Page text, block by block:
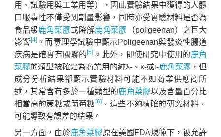
用、試驗用與工業用等），因此實驗結果中獲得的人體
口服毒性不僅受到劑量影響，同時亦受實驗材料是否為
食品級鹿角菜膠或降解鹿角菜膠 （poligeenan）之巨大
影響[4]。而毒理學試驗中顯示Poligeenan與發炎性腸道
疾病是確實有關聯的[5] 。此外，即使研究中使用的鹿角
菜膠的類型被確定為商業用的純λ-、κ-或ι-鹿角菜膠 ，但
成分分析結果卻顯示實驗材料可能不如商業供應商所
述，其常含有多於一種類型的鹿角菜膠以及含量百分比
相當高的蔗糖或葡萄糖[6]，這些不夠精確的研究材料，
可能導致有誤差的結果。
另一方面，由於鹿角菜膠原在美國FDA規範下，被允許